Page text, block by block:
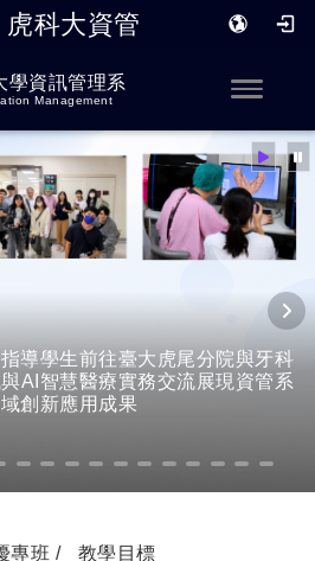
虎科大資管
主要內容
學資訊管理系
Management
導學生前往臺大虎尾分院與牙科
AI智慧醫療實務交流展現資管系
創新應用成果
專班
教學目標